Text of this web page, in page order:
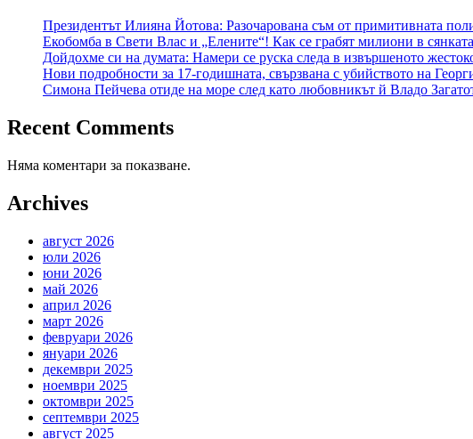
Президентът Илияна Йотова: Разочарована съм от примитивната
Екобомба в Свети Влас и „Елените“! Как се грабят милиони в
Дойдохме си на думата: Намери се руска следа в извършеното
Нови подробности за 17-годишната, свързвана с убийството на
Симона Пейчева отиде на море след като любовникът й Владо
Recent Comments
Няма коментари за показване.
Archives
август 2026
юли 2026
юни 2026
май 2026
април 2026
март 2026
февруари 2026
януари 2026
декември 2025
ноември 2025
октомври 2025
септември 2025
август 2025